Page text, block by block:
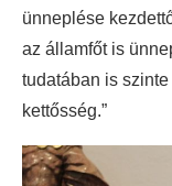
ünneplése
az államfőt is
tudatában is
kettősség.”